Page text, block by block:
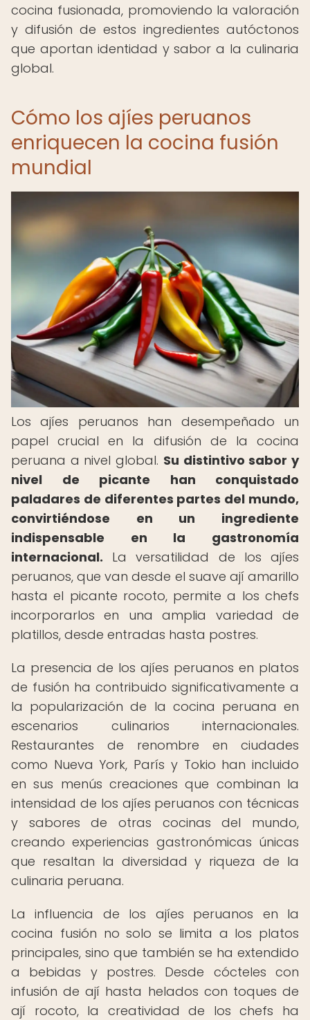
cocina fusionada, promoviendo la valoración
y difusión de estos ingredientes autóctonos
que aportan identidad y sabor a la culinaria
global.
Cómo los ajíes peruanos
enriquecen la cocina fusión
mundial
Los ajíes peruanos han desempeñado un
papel crucial en la difusión de la cocina
peruana a nivel global. Su distintivo sabor y
nivel de picante han conquistado
paladares de diferentes partes del mundo,
convirtiéndose en un ingrediente
indispensable en la gastronomía
internacional. La versatilidad de los ajíes
peruanos, que van desde el suave ají amarillo
hasta el picante rocoto, permite a los chefs
incorporarlos en una amplia variedad de
platillos, desde entradas hasta postres.
La presencia de los ajíes peruanos en platos
de fusión ha contribuido significativamente a
la popularización de la cocina peruana en
escenarios culinarios internacionales.
Restaurantes de renombre en ciudades
como Nueva York, París y Tokio han incluido
en sus menús creaciones que combinan la
intensidad de los ajíes peruanos con técnicas
y sabores de otras cocinas del mundo,
creando experiencias gastronómicas únicas
que resaltan la diversidad y riqueza de la
culinaria peruana.
La influencia de los ajíes peruanos en la
cocina fusión no solo se limita a los platos
principales, sino que también se ha extendido
a bebidas y postres. Desde cócteles con
infusión de ají hasta helados con toques de
ají rocoto, la creatividad de los chefs ha